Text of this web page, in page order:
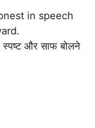
in speech
स्पष्ट और साफ बोलने